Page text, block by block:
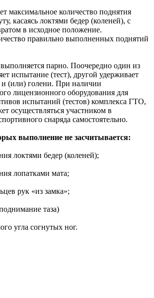
максимальное количество поднятия
касаясь локтями бедер (коленей), с
в исходное положение.
правильно выполненных поднятий
парно. Поочередно один из
испытание (тест), другой удерживает
и (или) голени. При наличии
лицензионного оборудования для
испытаний (тестов) комплекса ГТО,
осуществляться участником в
снаряда самостоятельно.
выполнение не засчитывается:
локтями бедер (коленей);
лопатками мата;
рук «из замка»;
таза)
угла согнутых ног.